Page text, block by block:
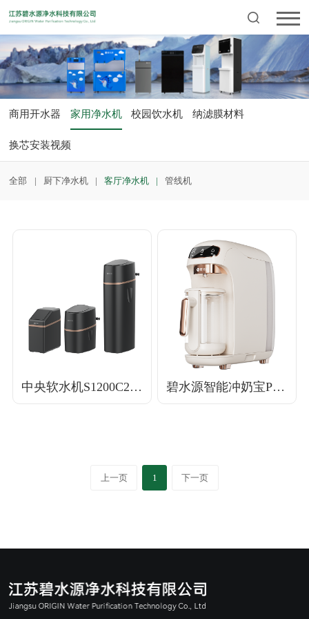
商用开水器 家用净水机 校园饮水机 纳滤膜材料
换芯安装视频
全部 厨下净水机 客厅净水机 管线机
中央软水机S1200C2/S1500C2/S3500C2 碧水源智能冲奶宝PD75DP1
了解详情
上一页 1 下一页